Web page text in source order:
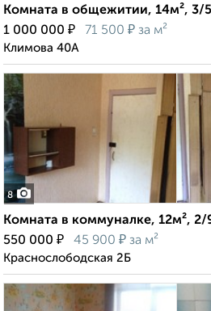
Комната в общежитии, 14м², 3/
1 000 000 ₽ 71 500 ₽ за м²
Климова 40А
8
Комната в коммуналке, 12м², 2/
550 000 ₽ 45 900 ₽ за м²
Краснослободская 2Б